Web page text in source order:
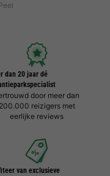
dan 20 jaar dé
door meer dan
200.000 reizigers met
eerlijke reviews
van exclusieve